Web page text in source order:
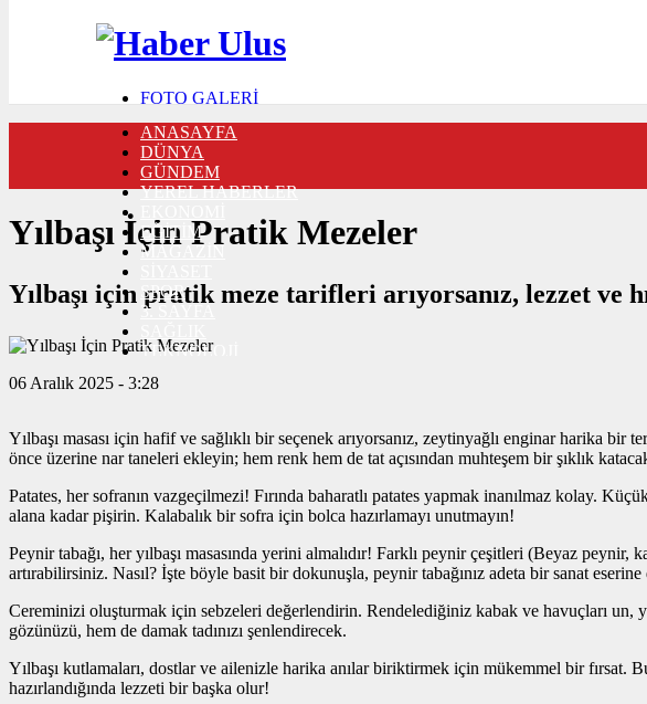
FOTO GALERİ
TRAFİK DURUMU
NÖBETÇİ ECZANELER
CANLI SONUÇLAR
BURÇLAR
İLETİŞİM
ANASAYFA
DÜNYA
GÜNDEM
YEREL HABERLER
EĞİTİM
MAGAZİN
SPOR
3. SAYFA
TEKNOLOJİ
Yılbaşı İçin Pratik Mezeler
Yılbaşı için pratik meze tarifleri arıyorsanız, lezzet
06 Aralık 2025 - 3:28
Yılbaşı masası için hafif ve sağlıklı bir seçenek arıyorsanız, zeytinyağlı enginar harika
önce üzerine nar taneleri ekleyin; hem renk hem de tat açısından muhteşem bir şıklık
Patates, her sofranın vazgeçilmezi! Fırında baharatlı patates yapmak inanılmaz kolay.
alana kadar pişirin. Kalabalık bir sofra için bolca hazırlamayı unutmayın!
Peynir tabağı, her yılbaşı masasında yerini almalıdır! Farklı peynir çeşitleri (Beyaz
artırabilirsiniz. Nasıl? İşte böyle basit bir dokunuşla, peynir tabağınız adeta bir sanat
Cereminizi oluşturmak için sebzeleri değerlendirin. Rendelediğiniz kabak ve havuçları un,
gözünüzü, hem de damak tadınızı şenlendirecek.
Yılbaşı kutlamaları, dostlar ve ailenizle harika anılar biriktirmek için mükemmel bir fırsat.
hazırlandığında lezzeti bir başka olur!